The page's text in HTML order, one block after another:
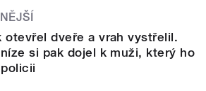
otevřel dveře a vrah vystřelil.
si pak dojel k muži, který ho